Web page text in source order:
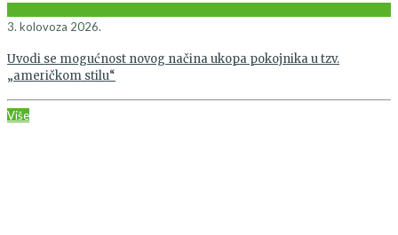
3. kolovoza 2026.
Uvodi se mogućnost novog načina ukopa pokojnika u tzv.
„američkom stilu“
Više